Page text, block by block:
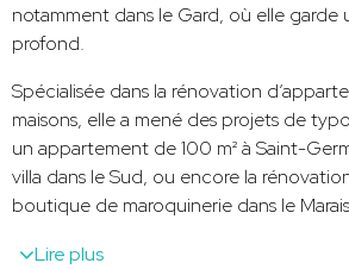
notamment dans le Gard, où elle
profond.
Spécialisée dans la rénovation
maisons, elle a mené des projets de
un appartement de 100 m² à Saint-
villa dans le Sud, ou encore la
boutique de maroquinerie dans le
Lire plus